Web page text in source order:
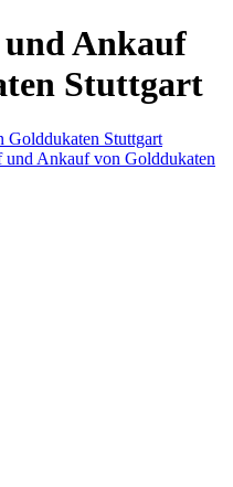
Ankauf
Stuttgart
Stuttgart
Ankauf von Golddukaten